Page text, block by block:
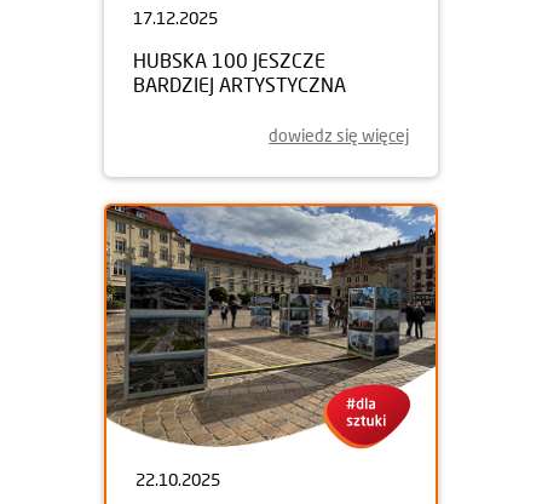
17.12.2025
HUBSKA 100 JESZCZE
BARDZIEJ ARTYSTYCZNA
dowiedz się więcej
22.10.2025